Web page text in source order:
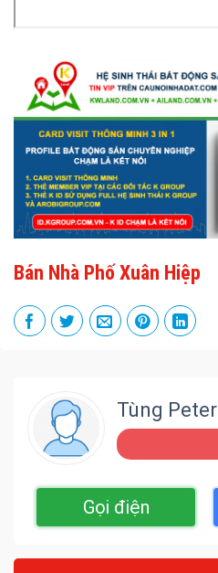
Bán Nhà Phố Xuân Hiệp
Tùng Peter
Gọi điện